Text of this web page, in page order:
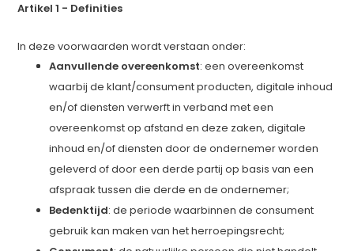
Artikel 1 - Definities
In deze voorwaarden wordt verstaan onder:
Aanvullende overeenkomst: een overeenkomst
waarbij de klant/consument producten, digitale inhoud
en/of diensten verwerft in verband met een
overeenkomst op afstand en deze zaken, digitale
inhoud en/of diensten door de ondernemer worden
geleverd of door een derde partij op basis van een
afspraak tussen die derde en de ondernemer;
Bedenktijd: de periode waarbinnen de consument
gebruik kan maken van het herroepingsrecht;